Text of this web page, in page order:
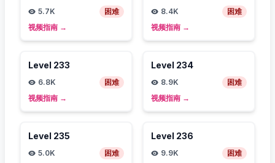
5.7K
困难
视频指南 →
8.4K
困难
视频指南 →
Level 233
6.8K
困难
视频指南 →
Level 234
8.9K
困难
视频指南 →
Level 235
5.0K
困难
Level 236
9.9K
困难